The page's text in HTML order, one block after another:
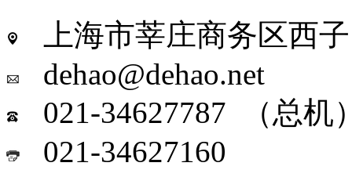
上海市莘庄商务区西
dehao@dehao.net
021-34627787 （总机
021-34627160